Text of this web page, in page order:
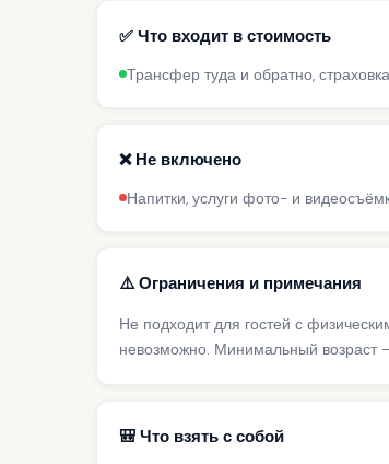
✅ Что входит в стоимость
Трансфер туда и обратно,
❌ Не включено
Напитки, услуги фото- и
⚠️ Ограничения и примечания
Не подходит для гостей с
невозможно. Минимальный возраст
🎒 Что взять с собой